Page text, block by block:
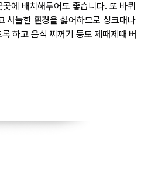
에 배치해두어도 좋습니다. 또 바퀴
서늘한 환경을 싫어하므로 싱크대나
하고 음식 찌꺼기 등도 제때제때 버